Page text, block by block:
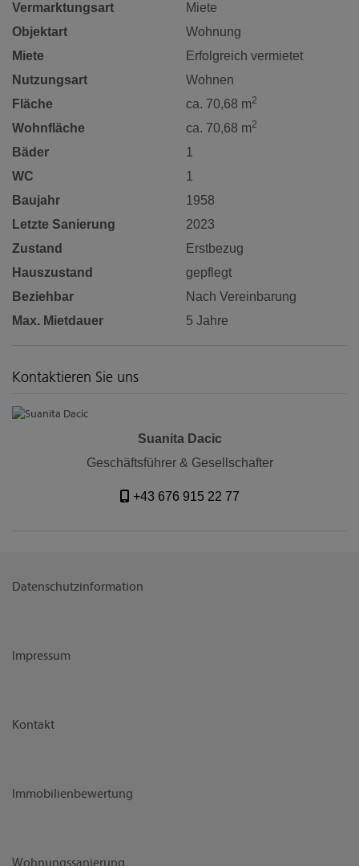
Vermarktungsart
Miete
Objektart
Wohnung
Miete
Erfolgreich vermietet
Nutzungsart
Wohnen
Fläche
ca. 70,68 m2
Wohnfläche ca. 70,68 m2
Bäder
1
WC
1
Baujahr
1958
Letzte Sanierung
2023
Zustand
Erstbezug
Hauszustand
gepflegt
Beziehbar
Nach Vereinbarung
Max. Mietdauer
5 Jahre
Kontaktieren Sie uns
Suanita Dacic
Geschäftsführer & Gesellschafter
+43 676 915 22 77
Datenschutzinformation
Impressum
Kontakt
Immobilienbewertung
Wohnungssanierung